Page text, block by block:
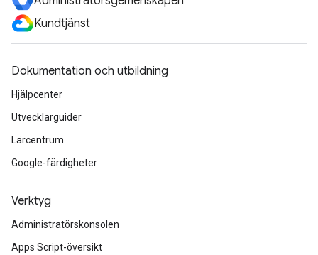
Kundtjänst
Dokumentation och utbildning
Hjälpcenter
Utvecklarguider
Lärcentrum
Google-färdigheter
Verktyg
Administratörskonsolen
Apps Script-översikt